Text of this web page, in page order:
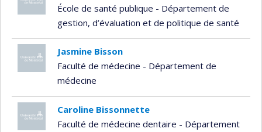
École de santé publique - Département de
gestion, d’évaluation et de politique de santé
Jasmine Bisson
Faculté de médecine - Département de
médecine
Caroline Bissonnette
Faculté de médecine dentaire - Département